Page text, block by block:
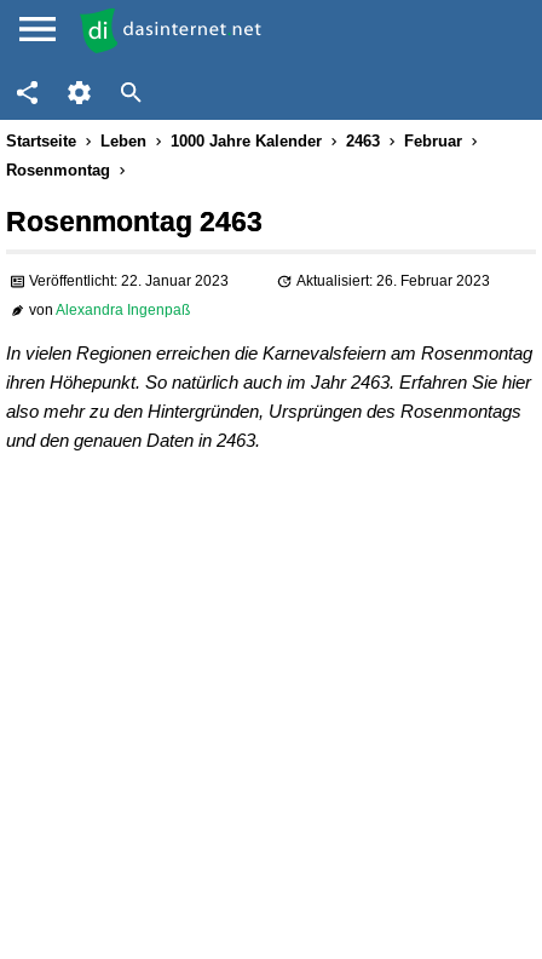
Startseite Leben 1000 Jahre Kalender 2463
Februar
Rosenmontag
Rosenmontag 2463
Veröffentlicht: 22. Januar 2023
Aktualisiert: 26. Februar 2023
vonAlexandra Ingenpaß
In vielen Regionen erreichen die Karnevalsfeiern am Rosenmontag
ihren Höhepunkt. So natürlich auch im Jahr 2463. Erfahren Sie hier
also mehr zu den Hintergründen, Ursprüngen des Rosenmontags
und den genauen Daten in 2463.